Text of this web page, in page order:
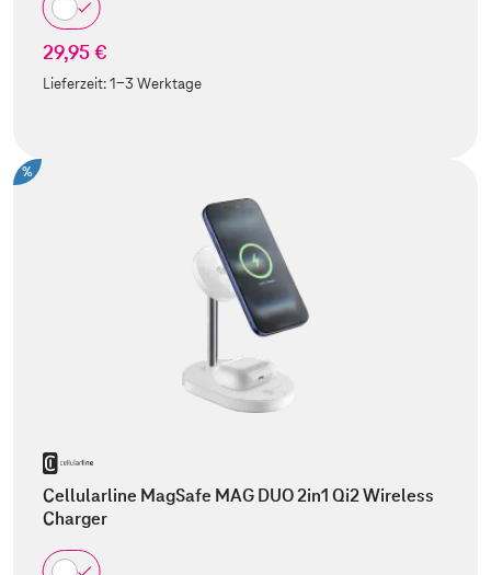
29,95 €
Lieferzeit:1-3 Werktage
%
Cellularline MagSafe MAG DUO 2in1 Qi2 Wireless
Charger